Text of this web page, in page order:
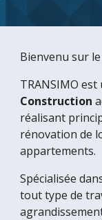
Bienvenu sur
TRANSIMO est
Construction
réalisant
rénovation de
appartements.
Spécialisée
tout type de